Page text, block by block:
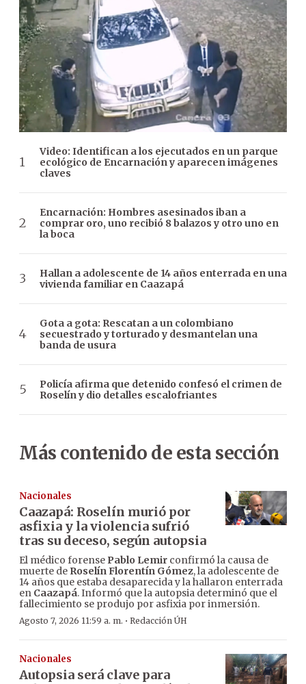
Video: Identifican a los ejecutados en un parque
ecológico de Encarnación y aparecen imágenes
claves
Encarnación: Hombres asesinados iban a
comprar oro, uno recibió 8 balazos y otro uno en
la boca
Hallan a adolescente de 14 años enterrada en una
vivienda familiar en Caazapá
Gota a gota: Rescatan a un colombiano
secuestrado y torturado y desmantelan una
banda de usura
Policía afirma que detenido confesó el crimen de
Roselín y dio detalles escalofriantes
Más contenido de esta sección
Nacionales
Caazapá: Roselín murió por
asfixia y la violencia sufrió
tras su deceso, según autopsia
El médico forense Pablo Lemir confirmó la causa de
muerte de Roselín Florentín Gómez, la adolescente de
14 años que estaba desaparecida y la hallaron enterrada
en Caazapá. Informó que la autopsia determinó que el
fallecimiento se produjo por asfixia por inmersión.
Agosto 7, 2026 11:59 a. m. · Redacción ÚH
Nacionales
Autopsia será clave para